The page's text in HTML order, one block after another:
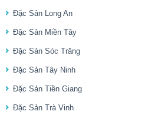
Đặc Sản Long An
Đặc Sản Miền Tây
Đặc Sản Sóc Trăng
Đặc Sản Tây Ninh
Đặc Sản Tiền Giang
Đặc Sản Trà Vinh